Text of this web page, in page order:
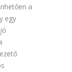
a
egy